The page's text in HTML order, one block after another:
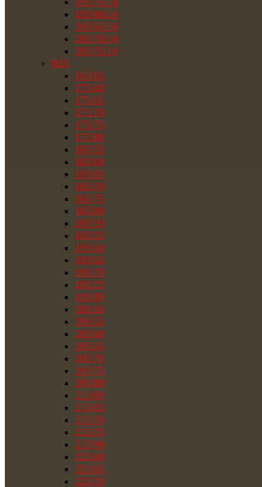
195/80/14
205/65/14
205/70/14
205/75/14
R15
165/65
175/60
175/65
175/70
175/75
175/80
185/55
185/60
185/65
185/70
185/75
185/80
195/50
195/55
195/60
195/65
195/70
195/75
195/80
205/50
205/55
205/60
205/65
205/70
205/75
205/80
215/60
215/65
215/70
215/75
215/80
225/60
225/65
225/70